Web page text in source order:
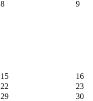
8 9
15
16
22
23
29
30